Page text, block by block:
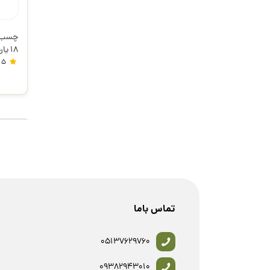
18 یارد HL-103169 استورم
تماس باما
05137629760
09382943010